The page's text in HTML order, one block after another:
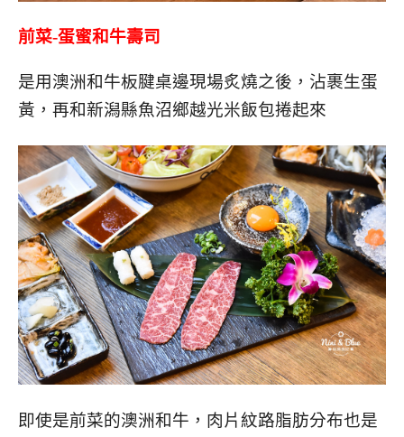
前菜-蛋蜜和牛壽司
是用澳洲和牛板腱桌邊現場炙燒之後，沾裹生蛋
黃，再和新潟縣魚沼鄉越光米飯包捲起來
即使是前菜的澳洲和牛，肉片紋路脂肪分布也是